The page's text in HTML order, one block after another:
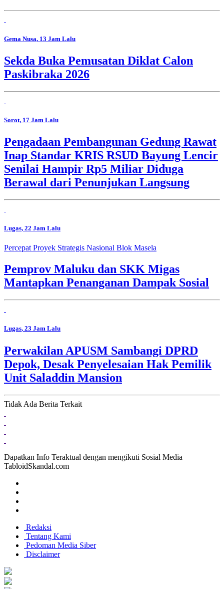
Gema Nusa, 13 Jam Lalu
Sekda Buka Pemusatan Diklat Calon
Paskibraka 2026
Sorot, 17 Jam Lalu
Pengadaan Pembangunan Gedung Rawat
Inap Standar KRIS RSUD Bayung Lencir
Senilai Hampir Rp5 Miliar Diduga
Berawal dari Penunjukan Langsung
Lugas, 22 Jam Lalu
Percepat Proyek Strategis Nasional Blok Masela
Pemprov Maluku dan SKK Migas
Mantapkan Penanganan Dampak Sosial
Lugas, 23 Jam Lalu
Perwakilan APUSM Sambangi DPRD
Depok, Desak Penyelesaian Hak Pemilik
Unit Saladdin Mansion
Tidak Ada Berita Terkait
Dapatkan Info Teraktual dengan mengikuti Sosial Media
TabloidSkandal.com
Redaksi
Tentang Kami
Pedoman Media Siber
Disclaimer